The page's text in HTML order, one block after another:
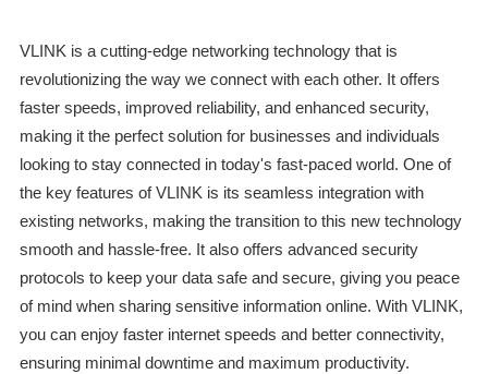
VLINK is a cutting-edge networking technology that is
revolutionizing the way we connect with each other. It offers
faster speeds, improved reliability, and enhanced security,
making it the perfect solution for businesses and individuals
looking to stay connected in today's fast-paced world. One of
the key features of VLINK is its seamless integration with
existing networks, making the transition to this new technology
smooth and hassle-free. It also offers advanced security
protocols to keep your data safe and secure, giving you peace
of mind when sharing sensitive information online. With VLINK,
you can enjoy faster internet speeds and better connectivity,
ensuring minimal downtime and maximum productivity.